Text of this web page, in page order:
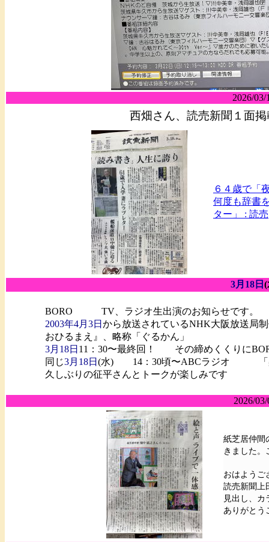
2026/
西畑さん、読売新聞１面
６４歳で「
何度も辞書
ター」 : 読売
3月18日 (
BORO TV、ラジオ生出演のお知らせです。
2003年4月3日 から放送されているNHK大阪放送局
おひるまえ』、略称「ぐるかん」
3月18日 11：30〜最終回！ その締めくくりに
同じ3月18日 (水) 14：30頃〜ABCラジオ 「桑
久しぶりの征平さんとトークが楽しみです
2026/03/
紙芝居仲間
きました。
おはようご
読売新聞上
見出し、
ありがとう